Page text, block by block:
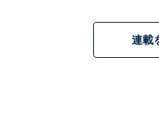
技が好きで観たら、た
（20代女性／沖縄県）
連載